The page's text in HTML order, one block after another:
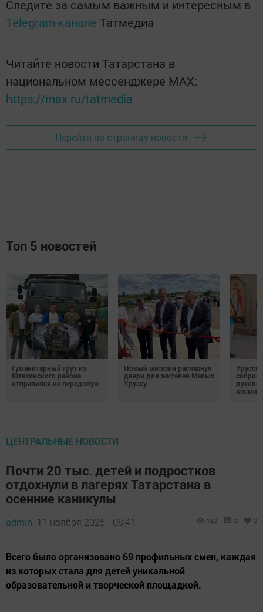
Следите за самым важным и интересным в
Telegram-канале Татмедиа
Читайте новости Татарстана в
национальном мессенджере MАХ:
https://max.ru/tatmedia
Перейти на страницу новости
Топ 5 новостей
Гуманитарный груз из
Ютазинского района
отправился на передовую
Новый магазин распахнул
двери для жителей Малых
Уруссу
ЦЕНТРАЛЬНЫЕ НОВОСТИ
Почти 20 тыс. детей и подростков
отдохнули в лагерях Татарстана в
осенние каникулы
admin, 11 ноября 2025 - 08:41 190 0 0
Всего было организовано 69 профильных смен, каждая
из которых стала для детей уникальной
образовательной и творческой площадкой.